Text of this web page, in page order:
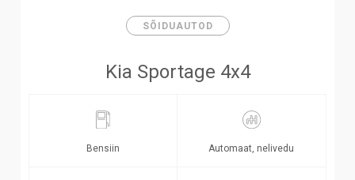
SÕIDUAUTOD
Kia Sportage 4x4
Bensiin Automaat, nelivedu